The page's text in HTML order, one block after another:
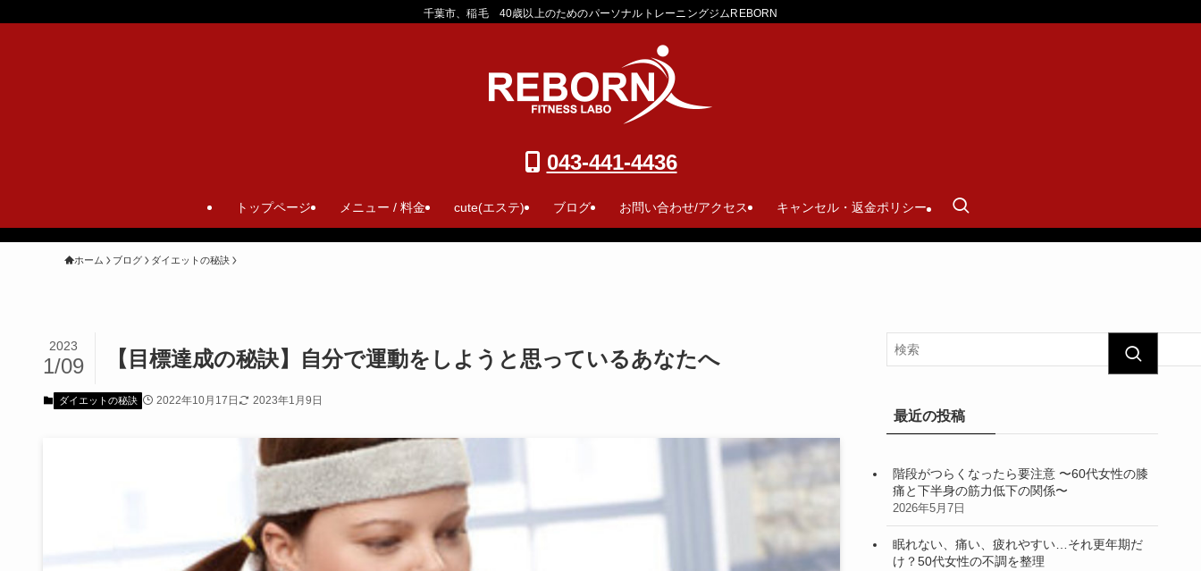
千葉市、稲毛 40歳以上のためのパーソナルトレーニングジムREBORN
トップページ メニュー / 料金 cute(エステ) ブログ お問い合わせ/アクセス キャンセル・返金ポリシー
043-441-4436
ホーム ブログ ダイエットの秘訣
【目標達成の秘訣】自分で運動をしようと思っているあなたへ
2023
1/09
ダイエットの秘訣 2022年10月17日 2023年1月9日
最近の投稿
階段がつらくなったら要注意 〜60代女性の膝
痛と下半身の筋力低下の関係〜
2026年5月7日
眠れない、痛い、疲れやすい…それ更年期だ
け？50代女性の不調を整理